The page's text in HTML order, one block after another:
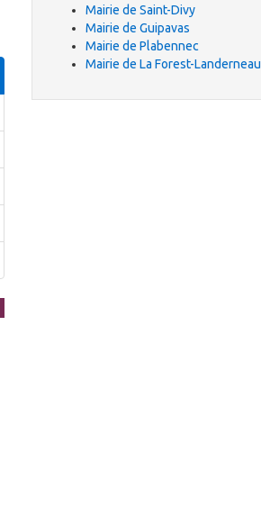
Mairie de Saint-Divy
Mairie de Guipavas
Mairie de Plabennec
Mairie de La Forest-Landerneau